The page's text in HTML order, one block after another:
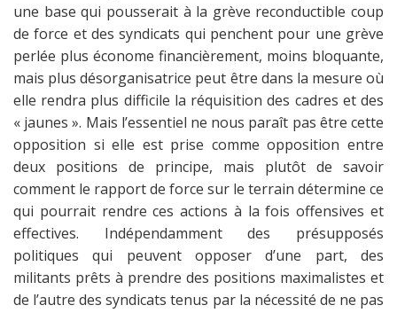
une base qui pousserait à la grève reconductible coup
de force et des syndicats qui penchent pour une grève
perlée plus économe financièrement, moins bloquante,
mais plus désorganisatrice peut être dans la mesure où
elle rendra plus difficile la réquisition des cadres et des
« jaunes ». Mais l’essentiel ne nous paraît pas être cette
opposition si elle est prise comme opposition entre
deux positions de principe, mais plutôt de savoir
comment le rapport de force sur le terrain détermine ce
qui pourrait rendre ces actions à la fois offensives et
effectives. Indépendamment des présupposés
politiques qui peuvent opposer d’une part, des
militants prêts à prendre des positions maximalistes et
de l’autre des syndicats tenus par la nécessité de ne pas